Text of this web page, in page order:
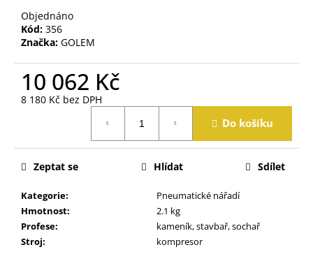
Objednáno
Kód: 356
Značka: GOLEM
10 062 Kč
8 180 Kč bez DPH
Do košíku
Kategorie:
Pneumatické nářadí
Hmotnost:
2.1 kg
Profese:
kameník, stavbař, sochař
Stroj: kompresor
Zeptat se Hlídat Sdílet
e
m
e